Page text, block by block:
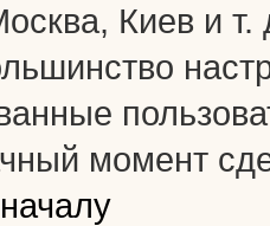
Киев и
момент